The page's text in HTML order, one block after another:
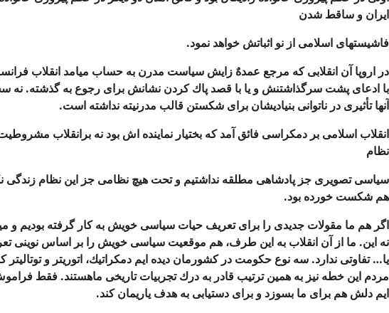
ایران و ساقط شدن
فاشیستهای اسلامی از نو اثباتش خواهد نمود.
در اروپا آن انقلابی كه مرجع عمدهٌ زایش سیاست مدرن به حساب میامد انقلاب
با ادعای پشت سرگذاشتنش و یا با قصد پاك كردن نشانش برای رجوع به گذشته. نه
آنها تأثیری در ناتوانی بنیادیشان برای شكستن قالب مدرنیته نداشته است.
نظام
سیاسی تصویری جز پادشاهی مطلقه نداشتیم و تحت هیچ نظامی جز این نظام زندگی
هم شكست خورده بود.
اگر هم ما مقولات جدیدی را برای تعریف حیات سیاسی خویش به كار گرفته بودیم و
نه این. ما از آن انقلاب به این طرف، هم موقعیت سیاسی خویش را بر اساس نوینی
یا… تفاوتی ندارد. سه نوع حكومت در كشورمان دیده ایم دمكراتیك، اتوریتر و
مردم این خطه نیز به همین ترتیب قادر به درك تجربیات تاریخی ماهستند. فقط
ایم دلش هم برای ما بسوزد و برای دستیابی به هدف یاریمان كند.